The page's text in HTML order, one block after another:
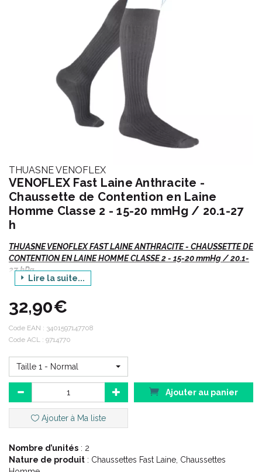
THUASNE VENOFLEX
VENOFLEX Fast Laine Anthracite -
Chaussette de Contention en Laine
Homme Classe 2 - 15-20 mmHg / 20.1-27
h
THUASNE VENOFLEX FAST LAINE ANTHRACITE - CHAUSSETTE DE
CONTENTION EN LAINE HOMME CLASSE 2 - 15-20 mmHg / 20.1-
27 hPa
Si vous commandez, n' oubliez pas de préciser :
Votre TAILLE.
La hauteur ou le codeACL/ EAN
Indications :
chirurgie phlébologique et sclérothérapique.
Lire la suite...
32,90€
Code EAN : 3401597147708
Code ACL : 9714770
Taille 1 - Normal
Ajouter au panier
Ajouter à Ma liste
Nombre d’unités : 2
Nature de produit : Chaussettes Fast Laine, Chaussettes